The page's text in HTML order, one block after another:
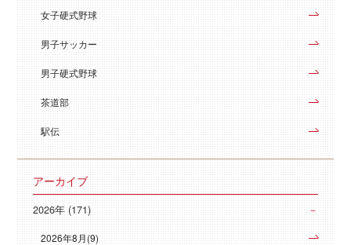
女子硬式野球
男子サッカー
男子硬式野球
茶道部
駅伝
アーカイブ
2026年 (171)
2026年8月(9)